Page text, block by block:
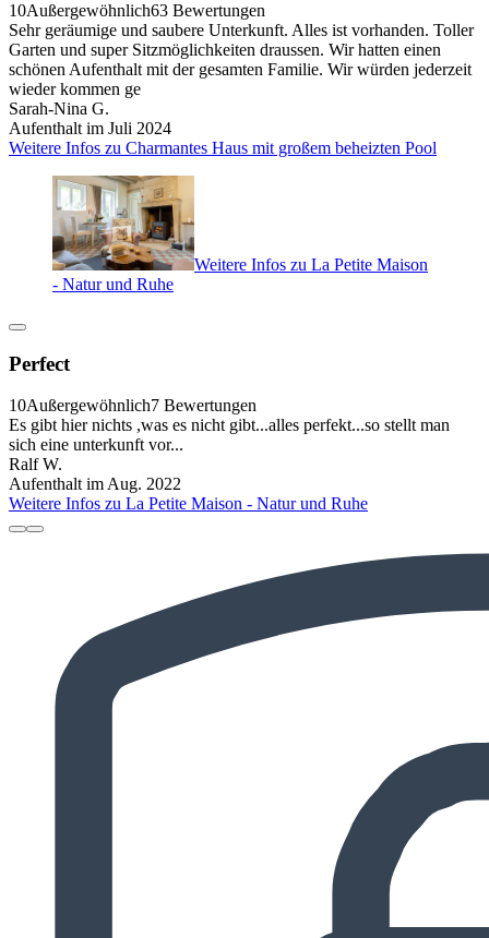
10Außergewöhnlich63 Bewertungen
Sehr geräumige und saubere Unterkunft. Alles ist vorhanden. Toller
Garten und super Sitzmöglichkeiten draussen. Wir hatten einen
schönen Aufenthalt mit der gesamten Familie. Wir würden jederzeit
wieder kommen ge
Sarah-Nina G.
Aufenthalt im Juli 2024
Weitere Infos zu Charmantes Haus mit großem beheizten Pool
Weitere Infos zu La Petite Maison
- Natur und Ruhe
Perfect
10Außergewöhnlich7 Bewertungen
Es gibt hier nichts ,was es nicht gibt...alles perfekt...so stellt man
sich eine unterkunft vor...
Ralf W.
Aufenthalt im Aug. 2022
Weitere Infos zu La Petite Maison - Natur und Ruhe